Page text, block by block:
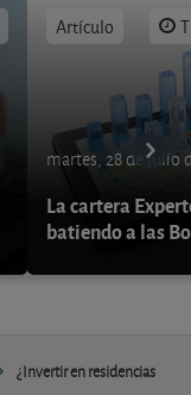
Artículo
martes, 28 de julio
La cartera
batiendo a las
¿Invertir en residencias